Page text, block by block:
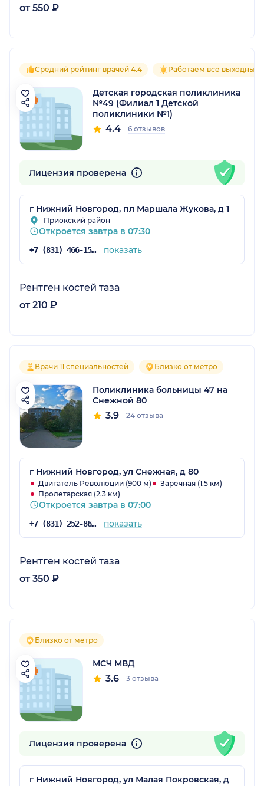
от 550 ₽
Средний рейтинг врачей 4.4 Работаем все выходные
Детская городская поликлиника
№49 (Филиал 1 Детской
поликлиники №1)
4.4 6 отзывов
Лицензия проверена
г Нижний Новгород, пл Маршала Жукова, д 1
Приокский район
Откроется завтра в 07:30
+7 (831) 466-15-61 показать
Рентген костей таза
от 210 ₽
Врачи 11 специальностей Близко от метро
Поликлиника больницы 47 на
Снежной 80
3.9 24 отзыва
г Нижний Новгород, ул Снежная, д 80
Двигатель Революции (900 м)
Заречная (1.5 км)
Пролетарская (2.3 км)
Откроется завтра в 07:00
+7 (831) 252-86-11 показать
Рентген костей таза
от 350 ₽
Близко от метро
МСЧ МВД
3.6 3 отзыва
Лицензия проверена
г Нижний Новгород, ул Малая Покровская, д